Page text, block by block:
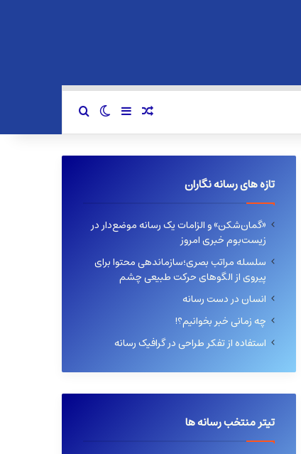
نوشته تصادفی
سایدبارتغییر پوسته
تازه های رسانه نگاران
«گمان‌شکن» و الزامات یک رسانه موضع‌دار در
زیست‌بوم خبری امروز
سلسله مراتب بصری؛سازماندهی محتوا برای
پیروی از الگوهای حرکت طبیعی چشم
انسان در دست رسانه
چه زمانی خبر بخوانیم؟!
استفاده از تفکر طراحی در گرافیک رسانه
تیتر منتخب رسانه ها